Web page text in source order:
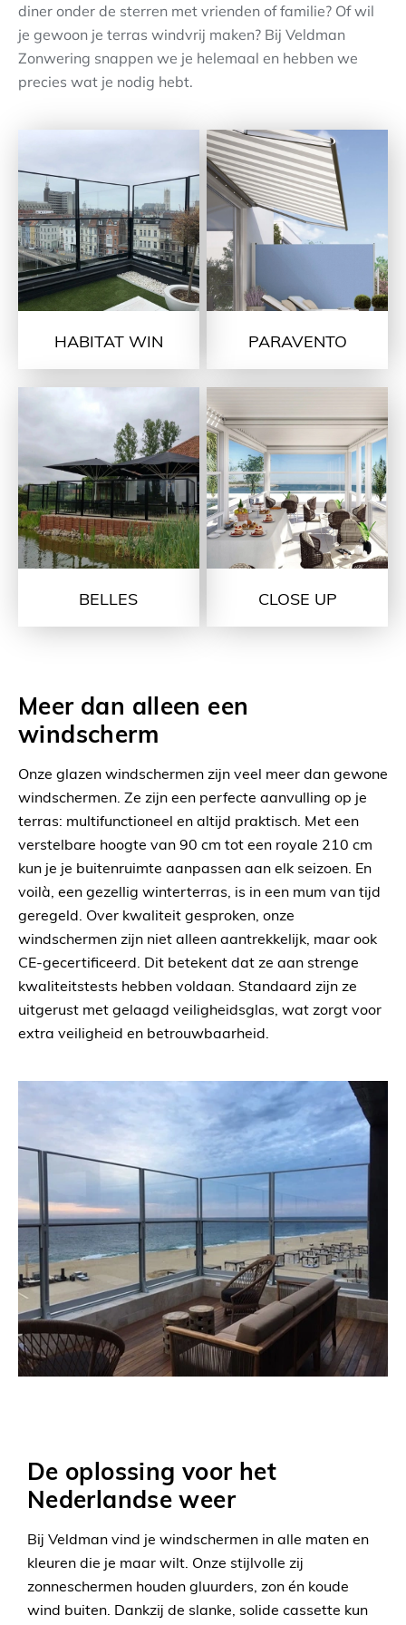
Contact
diner onder de sterren met vrienden of familie? Of wil
je gewoon je terras windvrij maken? Bij Veldman
Zonwering snappen we je helemaal en hebben we
precies wat je nodig hebt.
HABITAT WIN PARAVENTO
BELLES CLOSE UP
Meer dan alleen een
windscherm
Onze glazen windschermen zijn veel meer dan gewone
windschermen. Ze zijn een perfecte aanvulling op je
terras: multifunctioneel en altijd praktisch. Met een
verstelbare hoogte van 90 cm tot een royale 210 cm
kun je je buitenruimte aanpassen aan elk seizoen. En
voilà, een gezellig winterterras, is in een mum van tijd
geregeld. Over kwaliteit gesproken, onze
windschermen zijn niet alleen aantrekkelijk, maar ook
CE-gecertificeerd. Dit betekent dat ze aan strenge
kwaliteitstests hebben voldaan. Standaard zijn ze
uitgerust met gelaagd veiligheidsglas, wat zorgt voor
extra veiligheid en betrouwbaarheid.
De oplossing voor het
Nederlandse weer
Bij Veldman vind je windschermen in alle maten en
kleuren die je maar wilt. Onze stijlvolle zij
zonneschermen houden gluurders, zon én koude
wind buiten. Dankzij de slanke, solide cassette kun